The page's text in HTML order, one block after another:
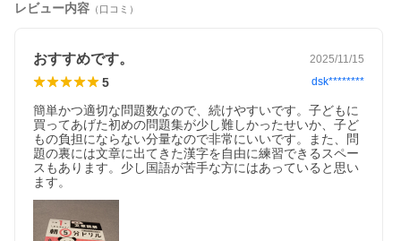
レビュー内容 （口コミ）
おすすめです。 2025/11/15
5 dsk********
簡単かつ適切な問題数なので、続けやすいです。子どもに
買ってあげた初めの問題集が少し難しかったせいか、子ど
もの負担にならない分量なので非常にいいです。また、問
題の裏には文章に出てきた漢字を自由に練習できるスペー
スもあります。少し国語が苦手な方にはあっていると思い
ます。